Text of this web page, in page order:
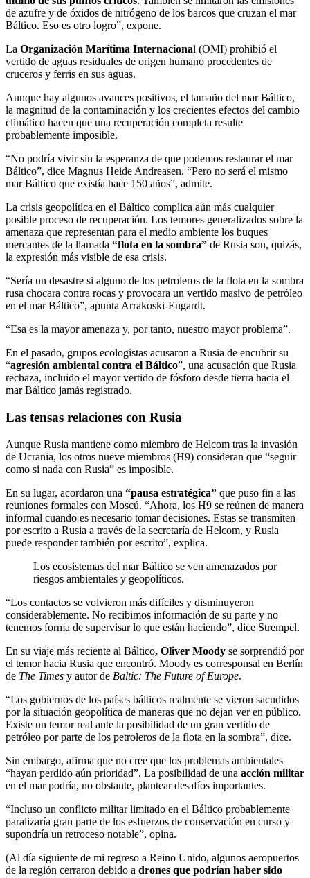
de azufre y de óxidos de nitrógeno de los barcos que cruzan el mar
Báltico. Eso es otro logro”, expone.
La Organización Marítima Internacional (OMI) prohibió el
vertido de aguas residuales de origen humano procedentes de
cruceros y ferris en sus aguas.
Aunque hay algunos avances positivos, el tamaño del mar Báltico,
la magnitud de la contaminación y los crecientes efectos del cambio
climático hacen que una recuperación completa resulte
probablemente imposible.
“No podría vivir sin la esperanza de que podemos restaurar el mar
Báltico”, dice Magnus Heide Andreasen. “Pero no será el mismo
mar Báltico que existía hace 150 años”, admite.
La crisis geopolítica en el Báltico complica aún más cualquier
posible proceso de recuperación. Los temores generalizados sobre la
amenaza que representan para el medio ambiente los buques
mercantes de la llamada “flota en la sombra” de Rusia son, quizás,
la expresión más visible de esa crisis.
“Sería un desastre si alguno de los petroleros de la flota en la sombra
rusa chocara contra rocas y provocara un vertido masivo de petróleo
en el mar Báltico”, apunta Arrakoski-Engardt.
“Esa es la mayor amenaza y, por tanto, nuestro mayor problema”.
En el pasado, grupos ecologistas acusaron a Rusia de encubrir su
“agresión ambiental contra el Báltico”, una acusación que Rusia
rechaza, incluido el mayor vertido de fósforo desde tierra hacia el
mar Báltico jamás registrado.
Las tensas relaciones con Rusia
Aunque Rusia mantiene como miembro de Helcom tras la invasión
de Ucrania, los otros nueve miembros (H9) consideran que “seguir
como si nada con Rusia” es imposible.
En su lugar, acordaron una “pausa estratégica” que puso fin a las
reuniones formales con Moscú. “Ahora, los H9 se reúnen de manera
informal cuando es necesario tomar decisiones. Estas se transmiten
por escrito a Rusia a través de la secretaría de Helcom, y Rusia
puede responder también por escrito”, explica.
Los ecosistemas del mar Báltico se ven amenazados por
riesgos ambientales y geopolíticos.
“Los contactos se volvieron más difíciles y disminuyeron
considerablemente. No recibimos información de su parte y no
tenemos forma de supervisar lo que están haciendo”, dice Strempel.
En su viaje más reciente al Báltico, Oliver Moody se sorprendió por
el temor hacia Rusia que encontró. Moody es corresponsal en Berlín
de The Times y autor de Baltic: The Future of Europe.
“Los gobiernos de los países bálticos realmente se vieron sacudidos
por la situación geopolítica de maneras que no dejan ver en público.
Existe un temor real ante la posibilidad de un gran vertido de
petróleo por parte de los petroleros de la flota en la sombra”, dice.
Sin embargo, afirma que no cree que los problemas ambientales
“hayan perdido aún prioridad”. La posibilidad de una acción militar
en el mar podría, no obstante, plantear desafíos importantes.
“Incluso un conflicto militar limitado en el Báltico probablemente
paralizaría gran parte de los esfuerzos de conservación en curso y
supondría un retroceso notable”, opina.
(Al día siguiente de mi regreso a Reino Unido, algunos aeropuertos
de la región cerraron debido a drones que podrían haber sido